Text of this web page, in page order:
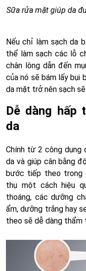
Sữa rửa mặt giúp da
Nếu chỉ làm sạch da
thể làm sạch các lỗ
chân lông dẫn đến
của nó sẽ bám lấy bụi
da mặt trở nên sạch
Dễ dàng hấp
da
Chính từ 2 công dụng
da và giúp cân bằng
bước tiếp theo trong
thụ một cách hiệu
thoáng, các dưỡng
ẩm, dưỡng trắng hay
theo sẽ dễ dàng thẩm